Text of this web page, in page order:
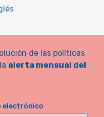
de las políticas
alerta mensual del
electrónico